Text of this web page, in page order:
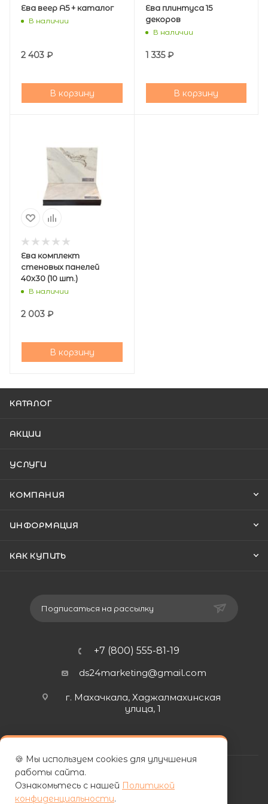
Ева веер А5 + каталог
В наличии
2 403 ₽
В корзину
Ева плинтуса 15
декоров
В наличии
1 335₽
В корзину
Ева комплект
стеновых панелей
40х30 (10 шт.)
В наличии
2 003 ₽
В корзину
КАТАЛОГ
АКЦИИ
УСЛУГИ
КОМПАНИЯ
ИНФОРМАЦИЯ
КАК КУПИТЬ
Подписаться на рассылку
+7 (800) 555-81-19
ds24marketing@gmail.com
г. Махачкала, Хаджалмахинская
улица, 1
| ООО «ФУРНИПЛИТ» | ИНН 0572026060
🍪 Мы используем cookies для улучшения
работы сайта.
Ознакомьтесь с нашей Политикой
конфиденциальности.